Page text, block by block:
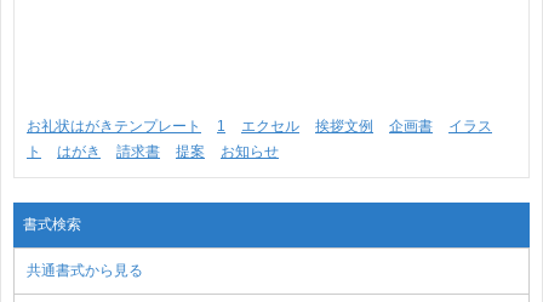
お礼状はがきテンプレート 1 エクセル 挨拶文例 企画書
イラス
ト
はがき 請求書 提案 お知らせ
書式検索
共通書式から見る